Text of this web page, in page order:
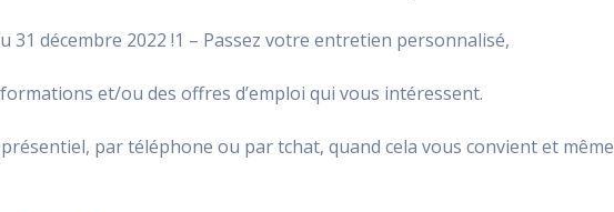
31 décembre 2022 !1 – Passez votre entretien personnalisé,
et/ou des offres d’emploi qui vous intéressent.
par téléphone ou par tchat, quand cela vous convient et même